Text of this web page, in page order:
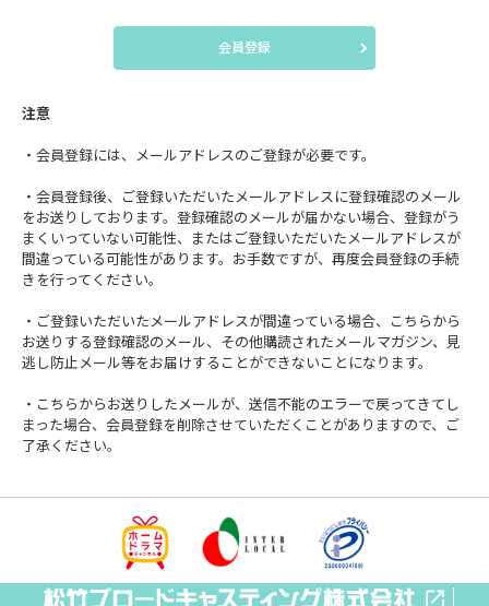
会員登録
注意
・会員登録には、メールアドレスのご登録が必要です。
・会員登録後、ご登録いただいたメールアドレスに登録確認のメール
をお送りしております。登録確認のメールが届かない場合、登録がう
まくいっていない可能性、またはご登録いただいたメールアドレスが
間違っている可能性があります。お手数ですが、再度会員登録の手続
きを行ってください。
・ご登録いただいたメールアドレスが間違っている場合、こちらから
お送りする登録確認のメール、その他購読されたメールマガジン、見
逃し防止メール等をお届けすることができないことになります。
・こちらからお送りしたメールが、送信不能のエラーで戻ってきてし
まった場合、会員登録を削除させていただくことがありますので、ご
了承ください。